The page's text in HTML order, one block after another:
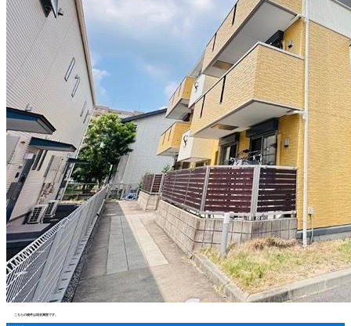
こちらの物件は現在満室です。